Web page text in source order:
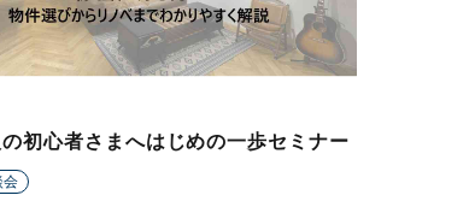
初心者さまへはじめの一歩セミナー
会